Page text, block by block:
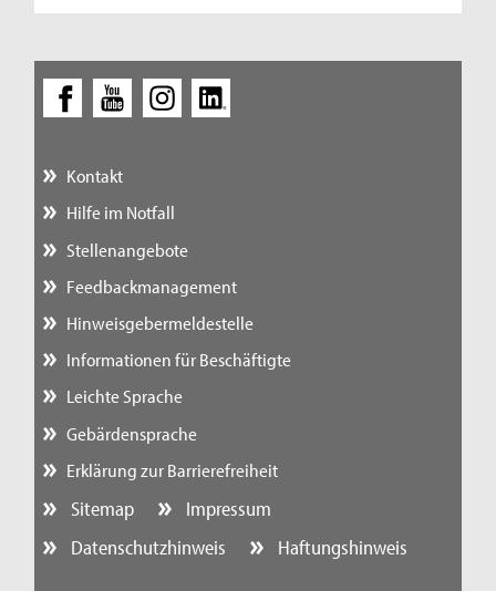
Kontakt
Hilfe im Notfall
Stellenangebote
Feedbackmanagement
Hinweisgebermeldestelle
Informationen für Beschäftigte
Leichte Sprache
Gebärdensprache
Erklärung zur Barrierefreiheit
Sitemap
Impressum
Datenschutzhinweis
Haftungshinweis